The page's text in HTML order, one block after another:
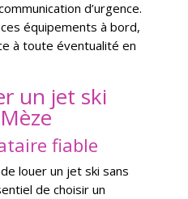
d’urgence.
équipements à bord,
à toute éventualité en
un jet ski
fiable
louer un jet ski sans
de choisir un